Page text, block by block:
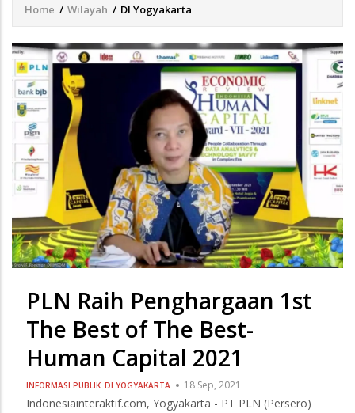
Breadcrumb
Home / Wilayah / DI Yogyakarta
PLN Raih Penghargaan 1st
The Best of The Best-
Human Capital 2021
INFORMASI PUBLIK DI YOGYAKARTA 18 Sep, 2021
Indonesiainteraktif.com, Yogyakarta - PT PLN (Persero)